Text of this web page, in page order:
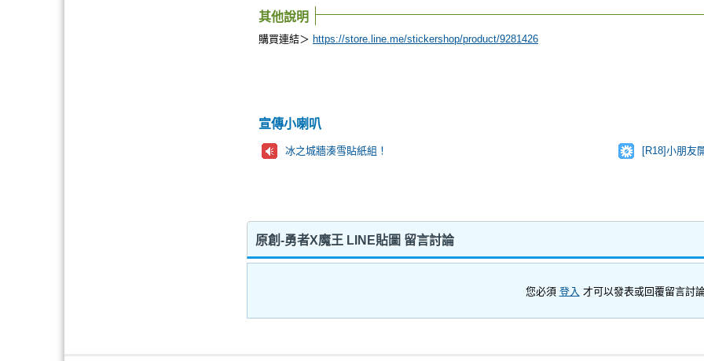
其他說明
購買連結＞ https://store.line.me/stickershop/product/9281426
宣傳小喇叭
冰之城牆湊雪貼紙組！ [R18]小朋友
原創-勇者X魔王 LINE貼圖 留言討論
您必須 登入 才可以發表或回覆留言討